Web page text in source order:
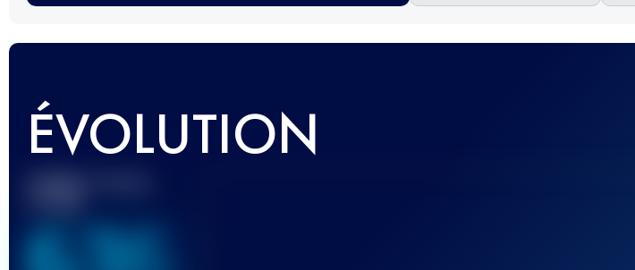
ÉVOLUTION
Meilleur Score